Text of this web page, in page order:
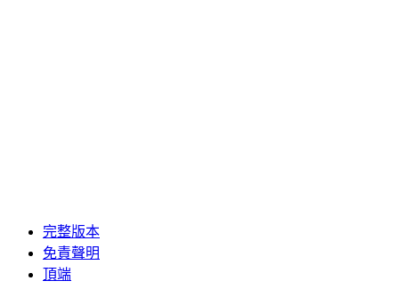
完整版本
免責聲明
頂端